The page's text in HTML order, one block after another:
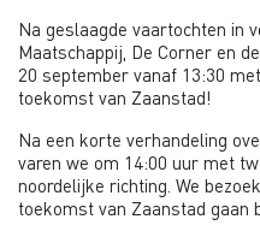
Na geslaagde vaartochten in
Maatschappij, De Corner en
20 september vanaf 13:30
toekomst van Zaanstad!
Na een korte verhandeling
varen we om 14:00 uur met
noordelijke richting. We
toekomst van Zaanstad gaan